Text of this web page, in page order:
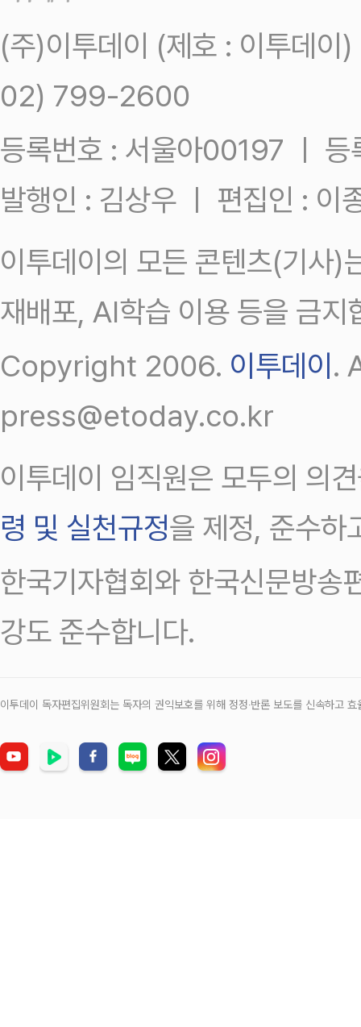
(주)이투데이 (제호 : 이투데
02) 799-2600
등록번호 : 서울아00197 ㅣ
발행인 : 김상우 ㅣ 편집인 : 이
이투데이의 모든 콘텐츠(기사)
재배포, AI학습 이용 등을 금지
Copyright 2006. 이투데이 .
press@etoday.co.kr
이투데이 임직원은 모두의 의
령 및 실천규정을 제정, 준수하
한국기자협회와 한국신문방송
강도 준수합니다.
이투데이 독자편집위원회는 독자의 권익보호를 위해 정정‧반론 보도를 신속하고